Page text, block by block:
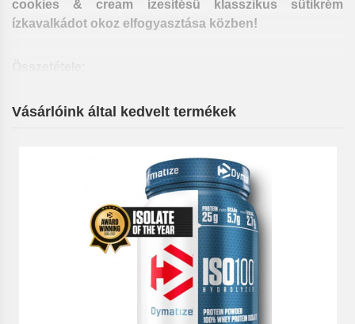
cookies & cream ízesítésű klasszikus sütikrém
ízkavalkádot okoz elfogyasztása közben!
Figyelem!! Ha terhes, szoptat vagy bármilyen
Vásárlóink által kedvelt termékek